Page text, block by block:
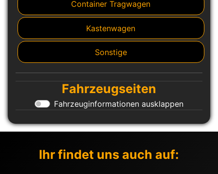
Container Tragwagen
Kastenwagen
Sonstige
Fahrzeugseiten
Fahrzeuginformationen ausklappen
Ihr findet uns auch auf: